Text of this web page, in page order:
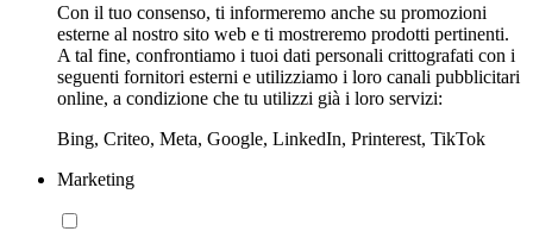
Con il tuo consenso, ti informeremo anche su promozioni
esterne al nostro sito web e ti mostreremo prodotti pertinenti.
A tal fine, confrontiamo i tuoi dati personali crittografati con i
seguenti fornitori esterni e utilizziamo i loro canali pubblicitari
online, a condizione che tu utilizzi già i loro servizi:
Bing, Criteo, Meta, Google, LinkedIn, Printerest, TikTok
Marketing